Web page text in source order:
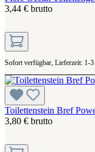
3,44 € brutto
Sofort verfügbar, Lieferzeit: 1-3
Toilettenstein Bref
3,80 € brutto